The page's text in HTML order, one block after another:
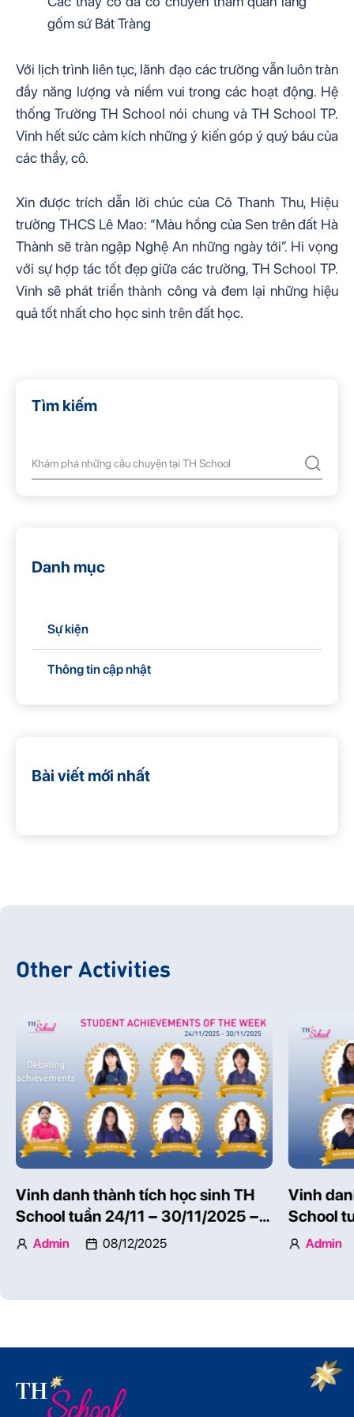
Tìm kiếm
Danh mục
Sự kiện
Thông tin cập nhật
Bài viết mới nhất
gốm sứ Bát Tràng
Với lịch trình liên tục, lãnh đạo các trường vẫn luôn tràn
đầy năng lượng và niềm vui trong các hoạt động. Hệ
thống Trường TH School nói chung và TH School TP.
Vinh hết sức cảm kích những ý kiến góp ý quý báu của
các thầy, cô.
Xin được trích dẫn lời chúc của Cô Thanh Thu, Hiệu
trưởng THCS Lê Mao: “Màu hồng của Sen trên đất Hà
Thành sẽ tràn ngập Nghệ An những ngày tới”. Hi vọng
với sự hợp tác tốt đẹp giữa các trường, TH School TP.
Vinh sẽ phát triển thành công và đem lại những hiệu
quả tốt nhất cho học sinh trên đất học.
Other Activities
Vinh danh thành tích học sinh TH
School tuần 24/11 – 30/11/2025 –
Phần 1
Admin 08/12/2025
Vinh
School
Phần 2
Admin